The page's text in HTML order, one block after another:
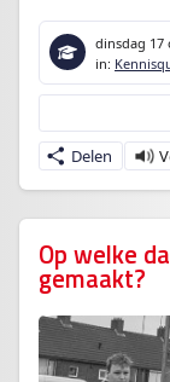
dinsdag 17
in:
Delen
Op welke
gemaakt?